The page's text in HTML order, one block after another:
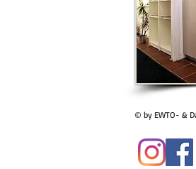
© by EWTO- &